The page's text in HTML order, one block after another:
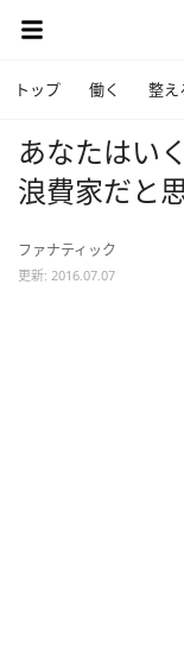
トップ 働く 整え
あなたはい
浪費家だと
ファナティック
更新: 2016.07.07